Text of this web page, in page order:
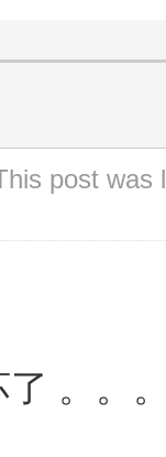
post was
。。